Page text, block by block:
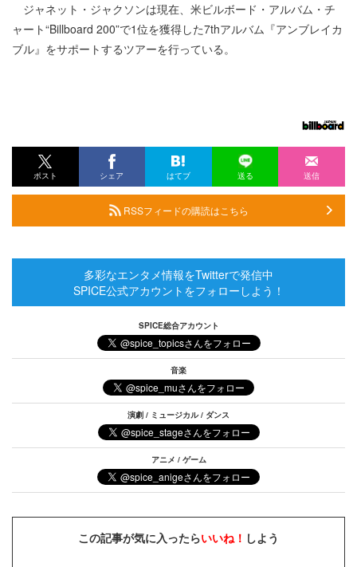
ジャネット・ジャクソンは現在、米ビルボード・アルバム・チ
ャート“Billboard 200”で1位を獲得した7thアルバム『アンブレイカ
ブル』をサポートするツアーを行っている。
ポスト シェア はてブ 送る 送信
RSSフィードの購読はこちら
多彩なエンタメ情報をTwitterで発信中
SPICE公式アカウントをフォローしよう！
SPICE総合アカウント
音楽
演劇 / ミュージカル / ダンス
アニメ / ゲーム
この記事が気に入ったらいいね！ しよう